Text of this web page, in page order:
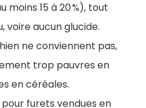
moins 15 à 20 %), tout
voire aucun glucide.
ne conviennent pas,
trop pauvres en
en céréales.
furets vendues en